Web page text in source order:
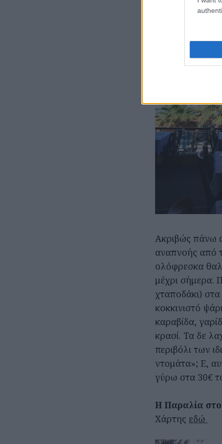
Ακριβώς πάνω
αναπνοής από
ολόφρεσκα
μέχρι σήμερα.
χταποδάκι)
κοκκινιστό
καραβίδα,
κρασί. Τα δε
περιβόλι των
ντομάτα»; Ε,
γύρω στα 30€
Η Παραλία
Χάρτης εδώ